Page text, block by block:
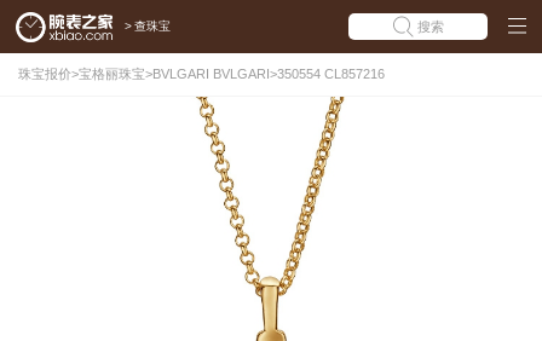
> 查珠宝 搜索
珠宝报价>宝格丽珠宝>BVLGARI BVLGARI>350554 CL857216